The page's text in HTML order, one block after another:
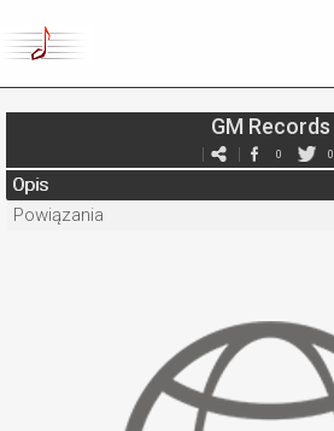
GM Records
0 0
Opis
Powiązania